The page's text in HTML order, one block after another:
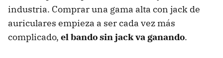
industria. Comprar una gama alta con jack de
auriculares empieza a ser cada vez más
complicado, el bando sin jack va ganando.